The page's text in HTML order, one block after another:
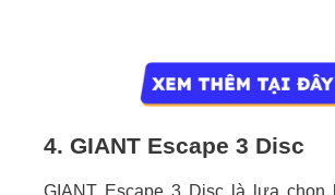
4. GIANT Escape 3 Disc
GIANT Escape 3 Disc là lựa chọn